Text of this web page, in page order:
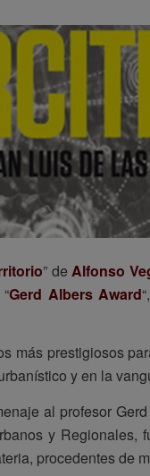
” de Alfonso
Gerd Albers Award
más prestigiosos
y en la
al profesor
y
procedentes de